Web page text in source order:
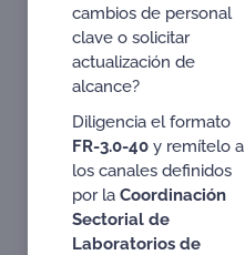
ISO 37301:2021 Brochure
cambios de personal
clave o solicitar
actualización de
alcance?
Diligencia el formato
FR-3.0-40y remítelo a
los canales definidos
por la Coordinación
Sectorial de
Laboratorios de